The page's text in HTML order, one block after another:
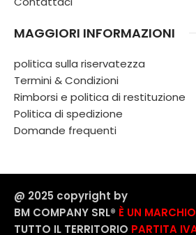
MAGGIORI INFORMAZIONI
politica sulla riservatezza
Termini & Condizioni
Rimborsi e politica di restituzione
Politica di spedizione
Domande frequenti
@ 2025 copyright by
BM COMPANY SRL®️ È UN
TUTTO IL TERRITORIO PARTITA